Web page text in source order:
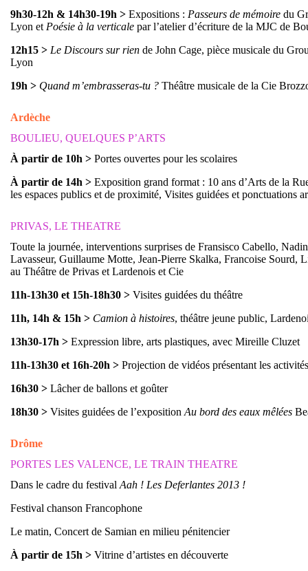
9h30-12h & 14h30-19h > Expositions : Passeurs de mémoire du
Lyon et Poésie à la verticale par l’atelier d’écriture de la MJC de
12h15 > Le Discours sur rien de John Cage, pièce musicale du
Lyon
19h > Quand m’embrasseras-tu ? Théâtre musicale de la Cie
Ardèche
BOULIEU, QUELQUES P’ARTS
À partir de 10h > Portes ouvertes pour les scolaires
À partir de 14h > Exposition grand format : 10 ans d’Arts de la
les espaces publics et de proximité, Visites guidées et ponctuations
PRIVAS, LE THEATRE
Toute la journée, interventions surprises de Fransisco Cabello,
Lavasseur, Guillaume Motte, Jean-Pierre Skalka, Francoise Sourd,
au Théâtre de Privas et Lardenois et Cie
11h-13h30 et 15h-18h30 > Visites guidées du théâtre
11h, 14h & 15h > Camion à histoires, théâtre jeune public,
13h30-17h > Expression libre, arts plastiques, avec Mireille Cluzet
11h-13h30 et 16h-20h > Projection de vidéos présentant les
16h30 > Lâcher de ballons et goûter
18h30 > Visites guidées de l’exposition Au bord des eaux mêlées
Drôme
PORTES LES VALENCE, LE TRAIN THEATRE
Dans le cadre du festival Aah ! Les Deferlantes 2013 !
Festival chanson Francophone
Le matin, Concert de Samian en milieu pénitencier
À partir de 15h > Vitrine d’artistes en découverte